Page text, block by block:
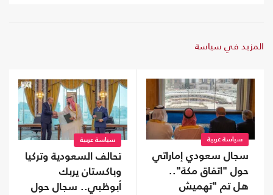
المزيد في سياسة
سياسة عربية
سجال سعودي إماراتي
حول "اتفاق مكة"..
هل تم "تهميش
سياسة عربية
تحالف السعودية وتركيا
وباكستان يربك
أبوظبي.. سجال حول